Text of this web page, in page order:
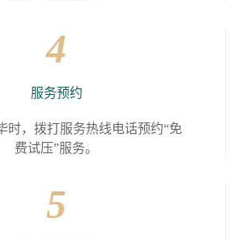
4
服务预约
时，拨打服务热线电话预约“免
费试压”服务。
5